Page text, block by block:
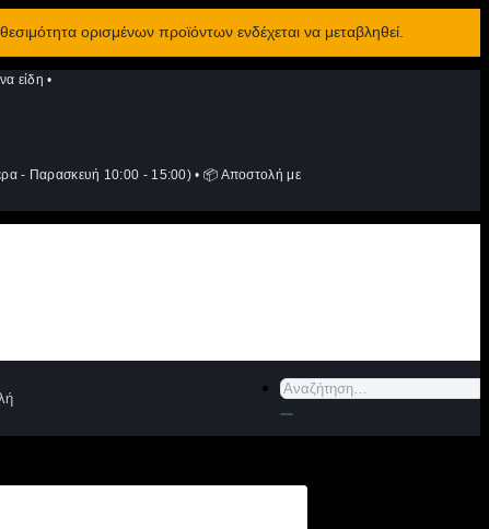
ορισμένων προϊόντων ενδέχεται να μεταβληθεί.
είδη •
- Παρασκευή 10:00 - 15:00) • 📦 Αποστολή με
Αναζήτηση